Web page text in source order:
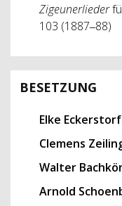
Zigeunerlieder
103 (1887‒88)
BESETZUNG
Elke
Clemens
Walter
Arnold